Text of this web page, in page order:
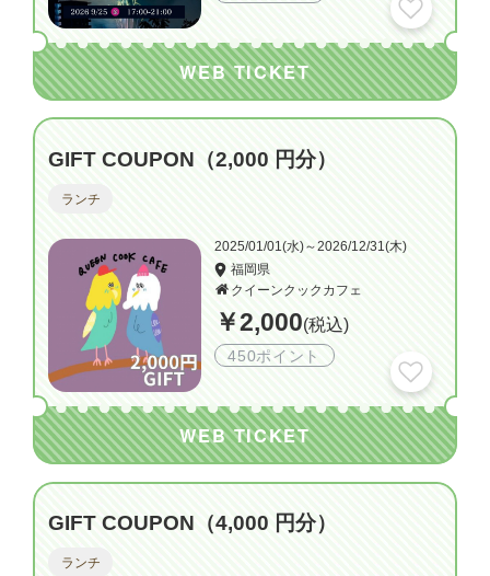
WEB TICKET
GIFT COUPON（2,000 円分）
ランチ
2025/01/01(水)～2026/12/31(木)
福岡県
クイーンクックカフェ
￥2,000(税込)
450ポイント
WEB TICKET
GIFT COUPON（4,000 円分）
ランチ